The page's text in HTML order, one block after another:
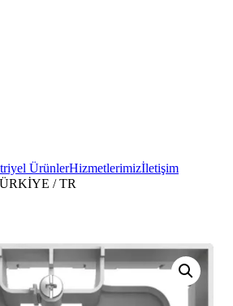
ÜrünlerHizmetlerimizİletişim
/ TR